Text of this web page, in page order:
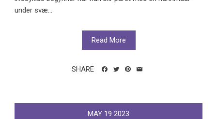
under svæ...
Read More
SHARE
MAY 19 2023